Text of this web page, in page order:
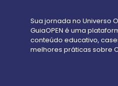
Sua jornada no Universo
GuiaOPEN é uma
conteúdo educativo,
melhores práticas sobre